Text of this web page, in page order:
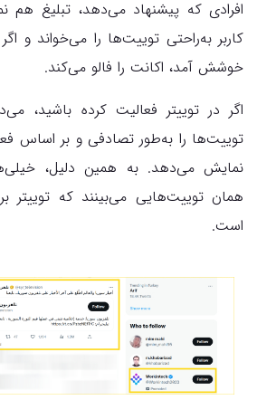
افرادی که پیشنهاد می‌دهد، تبلیغ
کاربر به‌راحتی توییت‌ها را می‌خواند و
خوشش آمد، اکانت را فالو می‌کند.
اگر در توییتر فعالیت کرده باشید،
توییت‌ها را به‌طور تصادفی و بر اساس
نمایش می‌دهد. به همین دلیل،
همان توییت‌هایی می‌بینند که توییتر
است.